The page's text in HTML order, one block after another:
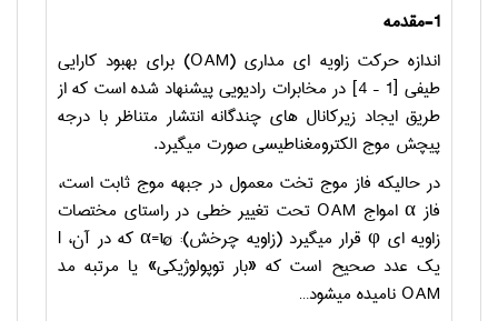
-1مقدمه
اندازه ­حرکت زاویه ­ای مداری (OAM) برای بهبود کارایی
طیفی [1 – 4] در مخابرات رادیویی پیشنهاد شده است که از
طریق ایجاد زیرکانال­ های چندگانه انتشار متناظر با درجه
پیچش موج الکترومغناطیسی صورت می­گیرد.
در حالیکه فاز موج تخت معمول در جبهه موج ثابت است،
فاز αامواج OAM تحت تغییر خطی در راستای مختصات
زاویه ­ای φ قرار می­گیرد (زاویه چرخش):
α=ɩøکه در آن، l
یک عدد صحیح است که «بار توپولوژیکی» یا مرتبه مد
OAM نامیده می­شود…